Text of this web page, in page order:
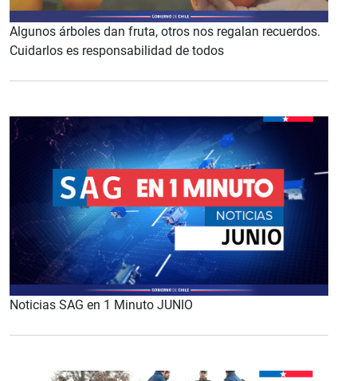
Algunos árboles dan fruta, otros nos regalan recuerdos.
Cuidarlos es responsabilidad de todos
Noticias SAG en 1 Minuto JUNIO